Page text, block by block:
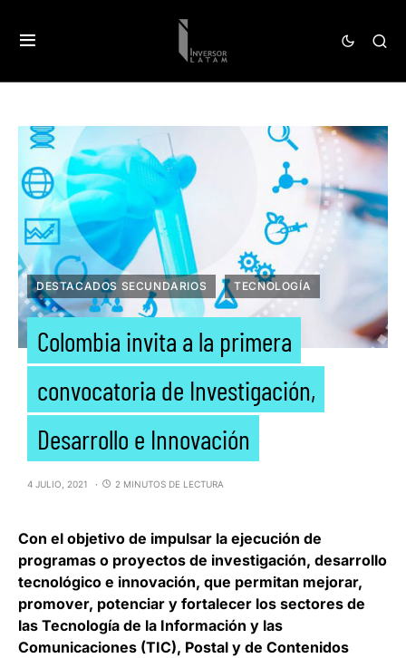
DESTACADOS SECUNDARIOS TECNOLOGÍA
Colombia invita a la primera
convocatoria de Investigación,
Desarrollo e Innovación
4 JULIO, 2021 2 MINUTOS DE LECTURA
Con el objetivo de impulsar la ejecución de
programas o proyectos de investigación, desarrollo
tecnológico e innovación, que permitan mejorar,
promover, potenciar y fortalecer los sectores de
las Tecnología de la Información y las
Comunicaciones (TIC), Postal y de Contenidos